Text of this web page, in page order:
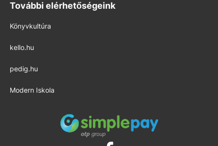
További elérhetőségeink
Könyvkultúra
kello.hu
pedig.hu
Modern Iskola